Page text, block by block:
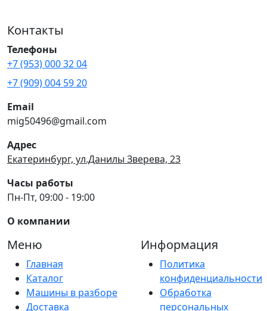
Контакты
Телефоны
+7 (953) 000 32 04
+7 (909) 004 59 20
Email
mig50496@gmail.com
Адрес
Екатеринбург, ул.Данилы Зверева, 23
Часы работы
Пн-Пт, 09:00 - 19:00
О компании
Меню
Главная
Каталог
Машины в разборе
Доставка
Информация
Политика
конфиденциальности
Обработка
персональных